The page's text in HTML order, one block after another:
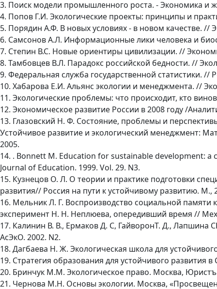
3. Поиск модели промышленного роста. - Экономика и
4. Попов Г.И. Экологические проекты: принципы и
5. Порядин А.Ф. В новых условиях - в новом качестве. //
6. Самсонов А.Л. Информационные лики человека и
7. Степин В.С. Новые ориентиры цивилизации. //
8. Тамбовцев В.Л. Парадокс российской бедности. //
9. Федеральная служба государственной статистики.
10. Xабарова Е.И. Альянс экологии и менеджмента. //
11. Экологические проблемы: что происходит, кто
12. Экономическое развитие России в 2008 году /
13. Глазовский Н. Ф. Состояние, проблемы и
Устойчивое развитие и экологический менеджмент:
2005.
14. . Bonnett M. Education for sustainable development:
Journal of Education. 1999. Vol. 29. N3.
15. Кузнецов О. Л. О теории и практике подготовки
развития// Россия на пути к устойчивому развитию. М.,
16. Мельник Л. Г. Воспроизводство социальной
эксперимент Н. Н. Неплюева, опередивший время //
17. Калинин В. В., Ермаков Д. С, ГайворонТ. Д., Лапшина
АсЭкО. 2002. N2.
18. Дагбаева Н. Ж. Экологическая школа для
19. Стратегия образования для устойчивого развития
20. Бринчук М.М. Экологическое право. Москва, Юристъ
21. Чернова М.Н. Основы экологии. Москва,